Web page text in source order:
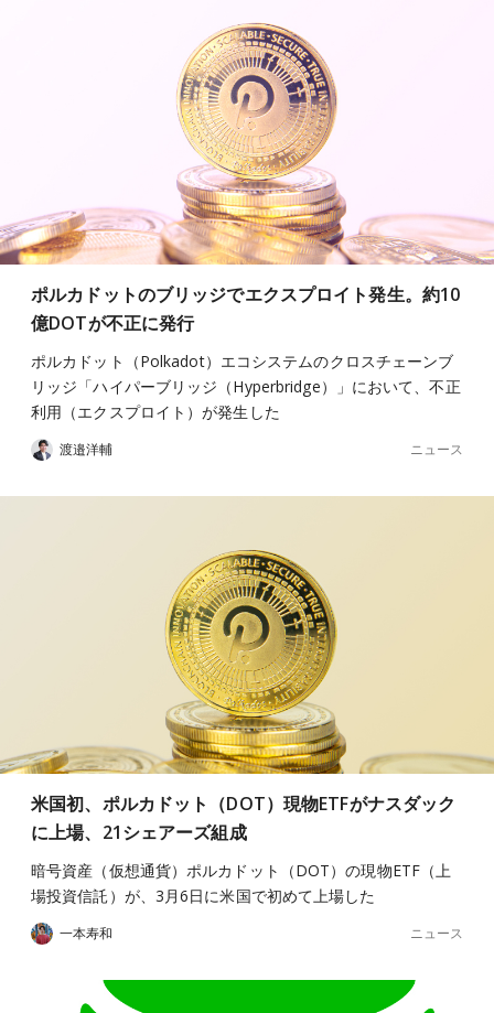
ポルカドットのブリッジでエクスプロイト発生。約10
億DOTが不正に発行
ポルカドット（Polkadot）エコシステムのクロスチェーンブ
リッジ「ハイパーブリッジ（Hyperbridge）」において、不正
利用（エクスプロイト）が発生した
渡邉洋輔 ニュース
米国初、ポルカドット（DOT）現物ETFがナスダック
に上場、21シェアーズ組成
暗号資産（仮想通貨）ポルカドット（DOT）の現物ETF（上
場投資信託）が、3月6日に米国で初めて上場した
一本寿和 ニュース